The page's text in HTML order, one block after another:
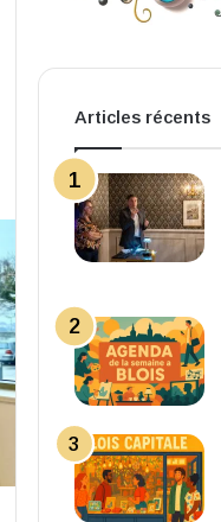
Articles récents